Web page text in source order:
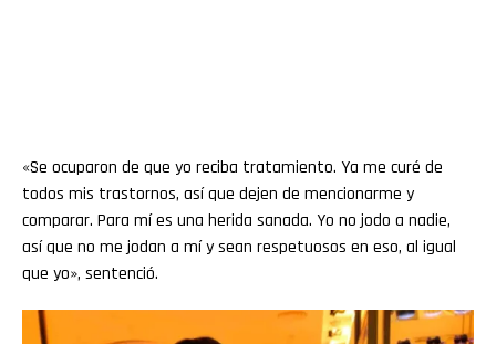
«Se ocuparon de que yo reciba tratamiento. Ya me curé de
todos mis trastornos, así que dejen de mencionarme y
comparar. Para mí es una herida sanada. Yo no jodo a nadie,
así que no me jodan a mí y sean respetuosos en eso, al igual
que yo», sentenció.